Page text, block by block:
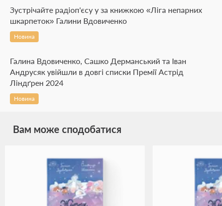
Зустрічайте радіоп'єсу у за книжкою «Ліга непарних
шкарпеток» Галини Вдовиченко
Новина
Галина Вдовиченко, Сашко Дерманський та Іван
Андрусяк увійшли в довгі списки Премії Астрід
Ліндґрен 2024
Новина
Вам може сподобатися